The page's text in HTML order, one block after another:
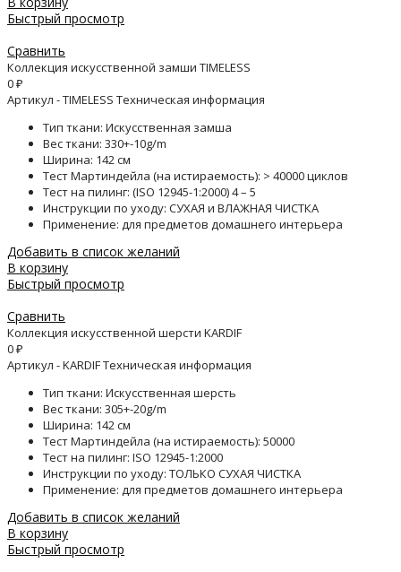
Быстрый просмотр
Сравнить
Коллекция искусственной замши TIMELESS
0₽
Артикул - TIMELESS Техническая информация
Тип ткани: Искусственная замша
Вес ткани: 330+-10g/m
Ширина: 142 см
Тест Мартиндейла (на истираемость): > 40000 циклов
Тест на пилинг: (ISO 12945-1:2000) 4 – 5
Инструкции по уходу: СУХАЯ и ВЛАЖНАЯ ЧИСТКА
Применение: для предметов домашнего интерьера
Добавить в список желаний
В корзину
Быстрый просмотр
Сравнить
Коллекция искусственной шерсти KARDIF
0₽
Артикул - KARDIF Техническая информация
Тип ткани: Искусственная шерсть
Вес ткани: 305+-20g/m
Ширина: 142 см
Тест Мартиндейла (на истираемость): 50000
Тест на пилинг: ISO 12945-1:2000
Инструкции по уходу: ТОЛЬКО СУХАЯ ЧИСТКА
Применение: для предметов домашнего интерьера
Добавить в список желаний
В корзину
Быстрый просмотр